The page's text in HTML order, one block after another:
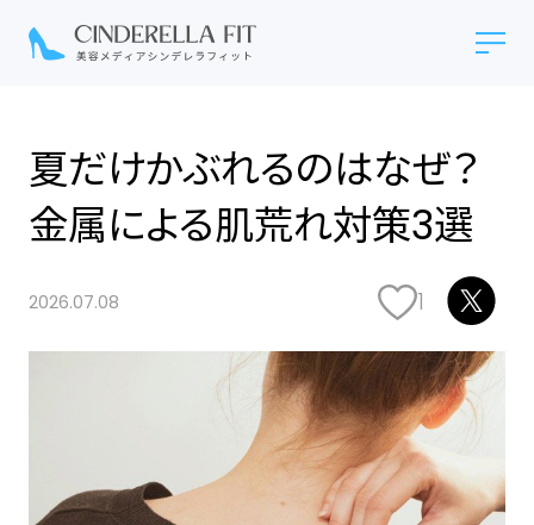
夏だけかぶれるのはなぜ？
金属による肌荒れ対策3選
2026.07.08 1